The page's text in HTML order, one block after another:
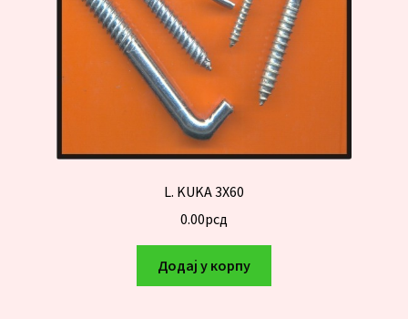
L. KUKA 3X60
0.00рсд
Додај у корпу